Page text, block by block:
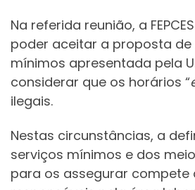
Na referida reunião, a
poder aceitar a proposta de
mínimos apresentada pela
considerar que os horários “
ilegais.
Nestas circunstâncias, a
serviços mínimos e dos
para os assegurar compete